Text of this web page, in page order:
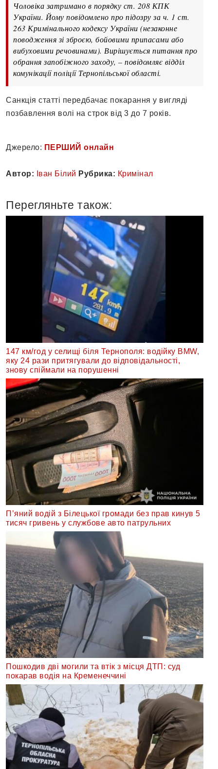
Чоловіка затримано в порядку ст. 208 КПК
України. Йому повідомлено про підозру за ч. 1 ст.
263 Кримінального кодексу України (незаконне
поводження зі зброєю, бойовими припасами або
вибуховими речовинами). Вирішується питання про
обрання запобіжного заходу, – повідомляє відділ
комунікації поліції Тернопільської області.
Санкція статті передбачає покарання у вигляді
позбавлення волі на строк від 3 до 7 років.
Джерело: ПЕРШИЙ онлайн
Автор: Іван Білий Рубрика: Кримінал
Перегляньте також:
147 км/год у селищі біля Тернополя: водійку BMW,
яку 24 рази притягували до відповідальності,
знову спіймали на порушенні
П’яний водій з Білецької громади без прав кинув 5
тисяч гривень у службове авто патрульних
Пошкодив дві могили та втік з місця ДТП: суд
покарав водія на Кременеччині